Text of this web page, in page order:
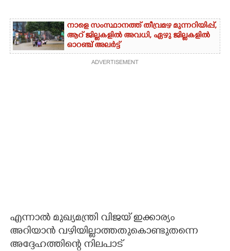
നാളെ സംസ്ഥാനത്ത് തീവ്രമഴ മുന്നറിയിപ്പ്,​
ആറ് ജില്ലകളിൽ അവധി,​ ഏഴു ജില്ലകളിൽ
ഓറഞ്ച് അലർട്ട്
ADVERTISEMENT
എന്നാൽ മുഖ്യമന്ത്രി വിജയ് ഇക്കാര്യം
അറിയാൻ വഴിയില്ലാത്തതുകൊണ്ടുതന്നെ
അദ്ദേഹത്തിന്റെ നിലപാട്